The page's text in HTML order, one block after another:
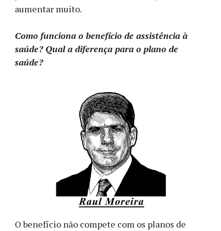
aumentar muito.
Como funciona o benefício de assistência à
saúde? Qual a diferença para o plano de
saúde?
O benefício não compete com os planos de